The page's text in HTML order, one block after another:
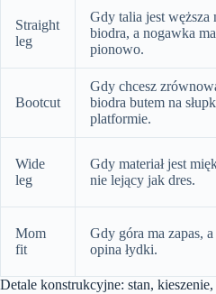
Straight
leg
Gdy talia jest węższa
biodra, a nogawka
pionowo.
Bootcut
Gdy chcesz
biodra butem na
platformie.
Wide
leg
Gdy materiał jest
nie lejący jak dres.
Mom
fit
Gdy góra ma zapas, a
opina łydki.
Detale konstrukcyjne: stan,